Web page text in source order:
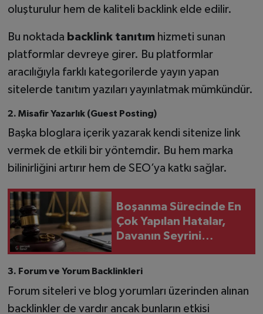
oluşturulur hem de kaliteli backlink elde edilir.
Bu noktada backlink tanıtımhizmeti sunan
platformlar devreye girer. Bu platformlar
aracılığıyla farklı kategorilerde yayın yapan
sitelerde tanıtım yazıları yayınlatmak mümkündür.
2. Misafir Yazarlık (Guest Posting)
Başka bloglara içerik yazarak kendi sitenize link
vermek de etkili bir yöntemdir. Bu hem marka
bilinirliğini artırır hem de SEO’ya katkı sağlar.
Boşanma Sürecinde En
Çok Yapılan Hatalar,
Davanın Seyrini
3. Forum ve Yorum Backlinkleri
Forum siteleri ve blog yorumları üzerinden alınan
backlinkler de vardır ancak bunların etkisi